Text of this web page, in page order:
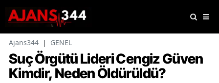
Ajans344 | GENEL
Suç Örgütü Lideri Cengiz Güven
Kimdir, Neden Öldürüldü?